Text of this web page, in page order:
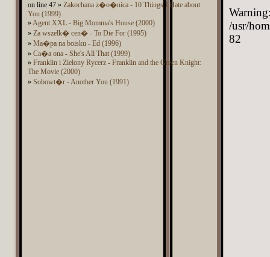
on line 47 » Zakochana z�o�nica - 10 Things I Hate about
You (1999)
»Agent XXL - Big Momma's House (2000)
» Za wszelk� cen� - To Die For (1995)
» Ma�pa na boisku - Ed (1996)
» Ca�a ona - She's All That (1999)
» Franklin i Zielony Rycerz - Franklin and the Green Knight:
The Movie (2000)
» Sobowt�r - Another You (1991)
/usr/
82